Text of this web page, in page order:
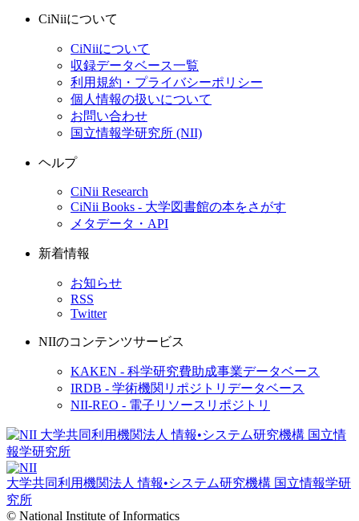
CiNiiについて
CiNiiについて
収録データベース一覧
利用規約・プライバシーポリシー
個人情報の扱いについて
お問い合わせ
国立情報学研究所 (NII)
ヘルプ
CiNii Research
CiNii Books - 大学図書館の本をさがす
メタデータ・API
新着情報
お知らせ
RSS
Twitter
NIIのコンテンツサービス
KAKEN - 科学研究費助成事業データベース
IRDB - 学術機関リポジトリデータベース
NII-REO - 電子リソースリポジトリ
大学共同利用機関法人 情報•システム研究機構 国立情報学研
究所
© National Institute of Informatics